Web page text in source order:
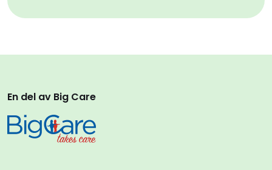
En del av Big Care